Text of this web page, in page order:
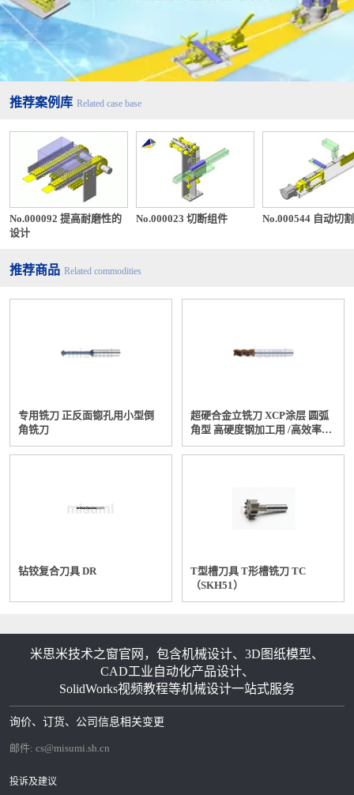
推荐案例库 Related case base
No.000092 提高耐磨性的
设计
No.000023 切断组件 No.000544 自动切
推荐商品 Related commodities
专用铣刀 正反面锪孔用小型倒
角铣刀
超硬合金立铣刀 XCP涂层 圆弧
角型 高硬度钢加工用 /高效率
型/3刃/2.5D刃长型
钻铰复合刀具 DR
T型槽刀具 T形槽铣刀 TC
（SKH51）
米思米技术之窗官网，包含机械设计、3D图纸模型、
CAD工业自动化产品设计、
SolidWorks视频教程等机械设计一站式服务
询价、订货、公司信息相关变更
邮件: cs@misumi.sh.cn
投诉及建议